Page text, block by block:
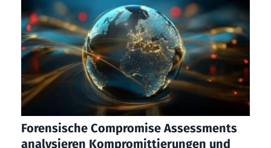
Forensische Compromise Assessments
analysieren Kompromittierungen und